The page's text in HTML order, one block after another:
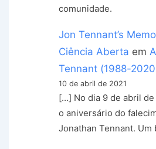
comunidade.
Jon Tennant’s
Ciência Aberta em
Tennant (1988-
10 de abril de 2021
[…] No dia 9 de abril
o aniversário do
Jonathan Tennant.